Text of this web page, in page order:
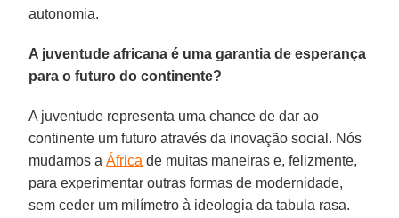
autonomia.
A juventude africana é uma garantia de esperança
para o futuro do continente?
A juventude representa uma chance de dar ao
continente um futuro através da inovação social. Nós
mudamos aÁfrica de muitas maneiras e, felizmente,
para experimentar outras formas de modernidade,
sem ceder um milímetro à ideologia da tabula rasa.